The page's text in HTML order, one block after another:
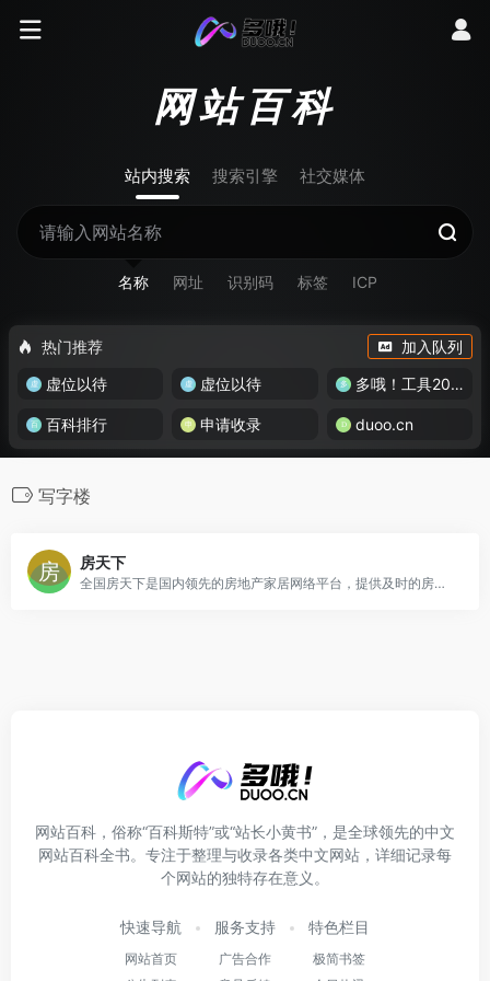
网站百科
站内搜索 搜索引擎 社交媒体
名称 网址 识别码 标签 ICP
热门推荐
加入队列
虚位以待
虚位以待 多哦！工具200+
百科排行 申请收录 duoo.cn
写字楼
房天下
全国房天下是国内领先的房地产家居网络平台，提供及时的房地产新闻资讯内容，为楼盘提供网上浏览、视频直播、直播看房、业主论坛和社区网站，是国内房地产媒体及业内外网友公认的房地产网络视频直播平台，给网友提供房地产网站中速度快捷内容全面的智能搜索引擎
网站百科，俗称“百科斯特”或“站长小黄书”，是全球领先的中文
网站百科全书。专注于整理与收录各类中文网站，详细记录每
个网站的独特存在意义。
快速导航
网站首页
服务支持
广告合作
特色栏目
极简书签